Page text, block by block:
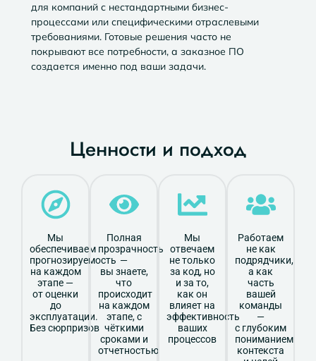
для компаний с нестандартными бизнес-
процессами или специфическими отраслевыми
требованиями. Готовые решения часто не
покрывают все потребности, а заказное ПО
создается именно под ваши задачи.
Ценности и подход
Мы
обеспечиваем
прогнозируемость
на каждом
этапе —
от оценки
до
эксплуатации.
Без сюрпризов
Полная
прозрачность
—
вы знаете,
что
происходит
на каждом
этапе, с
чёткими
сроками и
отчетностью
Мы
отвечаем
не только
за код, но
и за то,
как он
влияет на
эффективность
ваших
процессов
Работаем
не как
подрядчики,
а как
часть
вашей
команды
—
с глубоким
пониманием
контекста